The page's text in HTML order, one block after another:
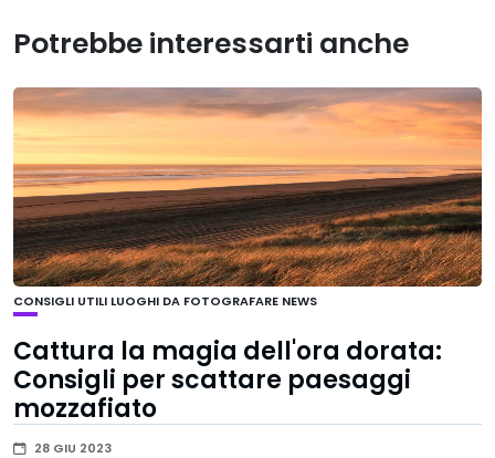
Potrebbe interessarti anche
CONSIGLI UTILI LUOGHI DA FOTOGRAFARE NEWS
Cattura la magia dell'ora dorata:
Consigli per scattare paesaggi
mozzafiato
28 GIU 2023